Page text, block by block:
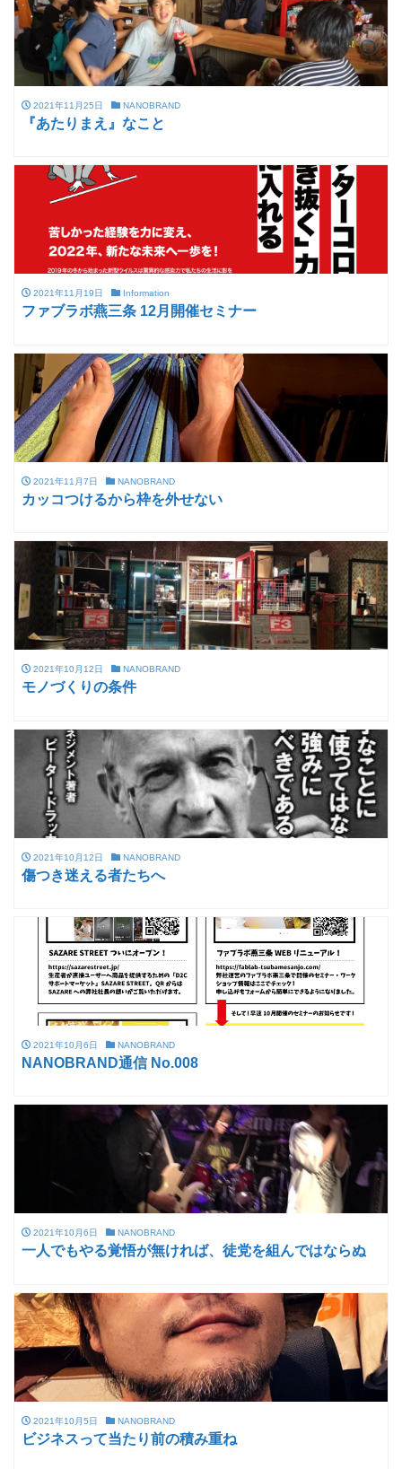
2021年11月25日 NANOBRAND
『あたりまえ』なこと
2021年11月19日 Information
ファブラボ燕三条 12月開催セミナー
2021年11月7日 NANOBRAND
カッコつけるから枠を外せない
2021年10月12日 NANOBRAND
モノづくりの条件
2021年10月12日 NANOBRAND
傷つき迷える者たちへ
2021年10月6日 NANOBRAND
NANOBRAND通信 No.008
2021年10月6日 NANOBRAND
一人でもやる覚悟が無ければ、徒党を組んではならぬ
2021年10月5日 NANOBRAND
ビジネスって当たり前の積み重ね